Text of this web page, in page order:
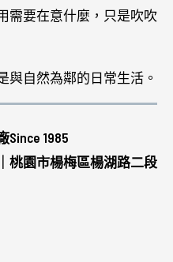
需要在意什麼，只是吹吹
與自然為鄰的日常生活。
1985
桃園市楊梅區楊湖路二段